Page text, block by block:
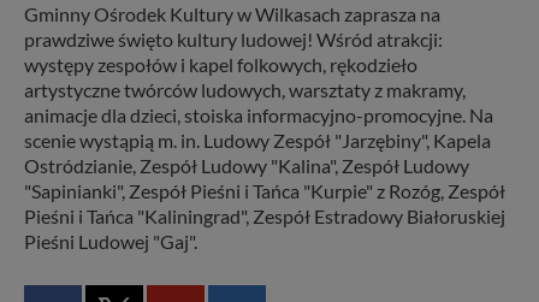
Gminny Ośrodek Kultury w Wilkasach zaprasza na
prawdziwe święto kultury ludowej! Wśród atrakcji:
występy zespołów i kapel folkowych, rękodzieło
artystyczne twórców ludowych, warsztaty z makramy,
animacje dla dzieci, stoiska informacyjno-promocyjne. Na
scenie wystąpią m. in. Ludowy Zespół "Jarzębiny", Kapela
Ostródzianie, Zespół Ludowy "Kalina", Zespół Ludowy
"Sapinianki", Zespół Pieśni i Tańca "Kurpie" z Rozóg, Zespół
Pieśni i Tańca "Kaliningrad", Zespół Estradowy Białoruskiej
Pieśni Ludowej "Gaj".